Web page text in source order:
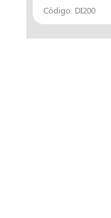
Código: DI200